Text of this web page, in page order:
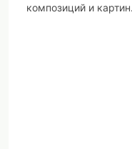
композиций и картин.